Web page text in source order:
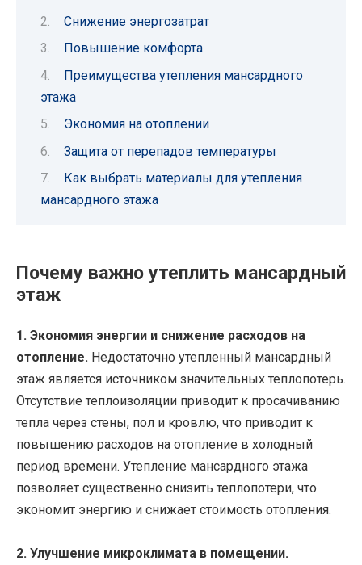
Снижение энергозатрат
Повышение комфорта
Преимущества утепления мансардного
этажа
Экономия на отоплении
Защита от перепадов температуры
Как выбрать материалы для утепления
мансардного этажа
Почему важно утеплить мансардный
этаж
1. Экономия энергии и снижение расходов на
отопление. Недостаточно утепленный мансардный
этаж является источником значительных теплопотерь.
Отсутствие теплоизоляции приводит к просачиванию
тепла через стены, пол и кровлю, что приводит к
повышению расходов на отопление в холодный
период времени. Утепление мансардного этажа
позволяет существенно снизить теплопотери, что
экономит энергию и снижает стоимость отопления.
2. Улучшение микроклимата в помещении.